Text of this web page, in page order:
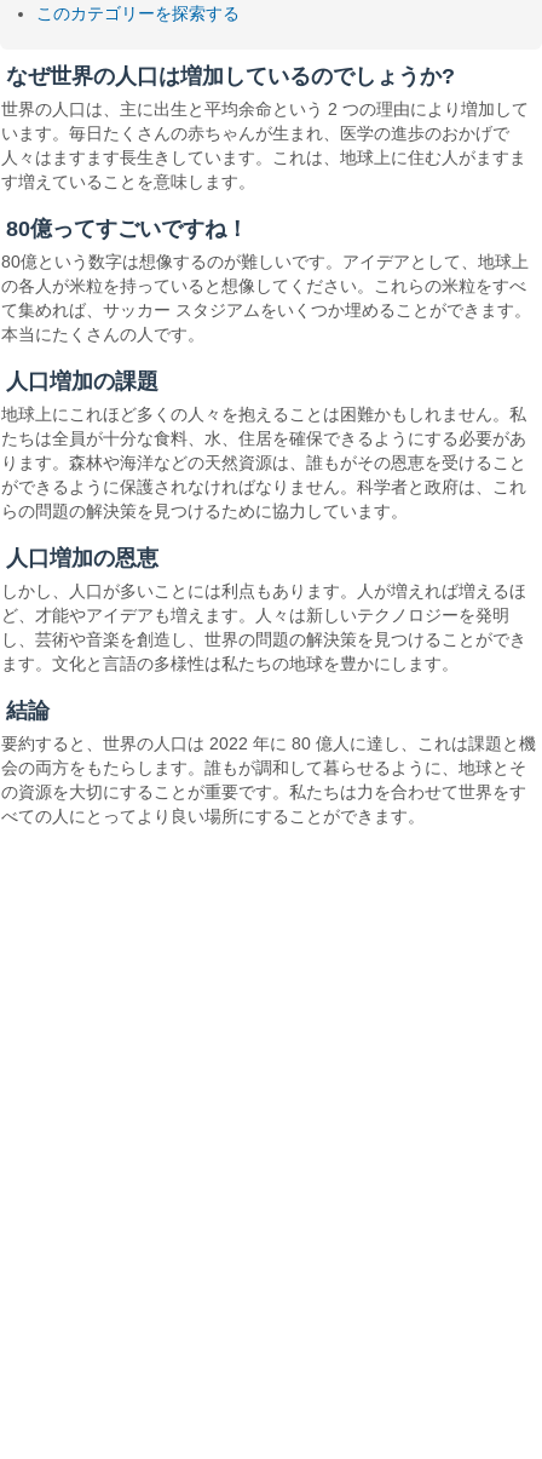
このカテゴリーを探索する
なぜ世界の人口は増加しているのでしょうか?
世界の人口は、主に出生と平均余命という 2 つの理由により増加して
います。毎日たくさんの赤ちゃんが生まれ、医学の進歩のおかげで
人々はますます長生きしています。これは、地球上に住む人がますま
す増えていることを意味します。
80億ってすごいですね！
80億という数字は想像するのが難しいです。アイデアとして、地球上
の各人が米粒を持っていると想像してください。これらの米粒をすべ
て集めれば、サッカー スタジアムをいくつか埋めることができます。
本当にたくさんの人です。
人口増加の課題
地球上にこれほど多くの人々を抱えることは困難かもしれません。私
たちは全員が十分な食料、水、住居を確保できるようにする必要があ
ります。森林や海洋などの天然資源は、誰もがその恩恵を受けること
ができるように保護されなければなりません。科学者と政府は、これ
らの問題の解決策を見つけるために協力しています。
人口増加の恩恵
しかし、人口が多いことには利点もあります。人が増えれば増えるほ
ど、才能やアイデアも増えます。人々は新しいテクノロジーを発明
し、芸術や音楽を創造し、世界の問題の解決策を見つけることができ
ます。文化と言語の多様性は私たちの地球を豊かにします。
結論
要約すると、世界の人口は 2022 年に 80 億人に達し、これは課題と機
会の両方をもたらします。誰もが調和して暮らせるように、地球とそ
の資源を大切にすることが重要です。私たちは力を合わせて世界をす
べての人にとってより良い場所にすることができます。